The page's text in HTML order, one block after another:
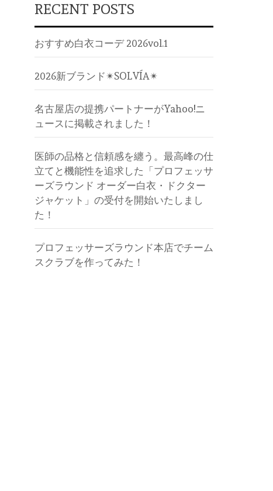
RECENT POSTS
おすすめ白衣コーデ 2026vol.1
2026新ブランド✴︎SOLVÍA✴︎
名古屋店の提携パートナーがYahoo!ニ
ュースに掲載されました！
医師の品格と信頼感を纏う。最高峰の仕
立てと機能性を追求した「プロフェッサ
ーズラウンド オーダー白衣・ドクター
ジャケット」の受付を開始いたしまし
た！
プロフェッサーズラウンド本店でチーム
スクラブを作ってみた！